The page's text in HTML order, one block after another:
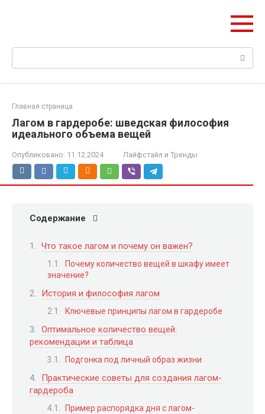
Поиск:
Главная страница
Лагом в гардеробе: шведская философия
идеального объема вещей
Опубликовано: 11.12.2024 Лайфстайл и Тренды
Содержание
Что такое лагом и почему он важен?
Почему количество вещей в шкафу имеет
значение?
История и философия лагом
Ключевые принципы лагом в гардеробе
Оптимальное количество вещей:
рекомендации и таблица
Подгонка под личный образ жизни
Практические советы для создания лагом-
гардероба
Пример распорядка дня с лагом-